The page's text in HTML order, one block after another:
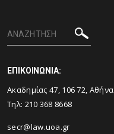
ΕΠΙΚΟΙΝΩΝΙΑ:
Ακαδημίας 47, 106 72, Αθήνα
Τηλ: 210 368 8668
secr@law.uoa.gr